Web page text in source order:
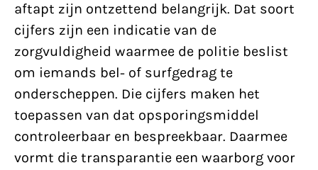
aftapt zijn ontzettend belangrijk. Dat soort
cijfers zijn een indicatie van de
zorgvuldigheid waarmee de politie beslist
om iemands bel- of surfgedrag te
onderscheppen. Die cijfers maken het
toepassen van dat opsporingsmiddel
controleerbaar en bespreekbaar. Daarmee
vormt die transparantie een waarborg voor